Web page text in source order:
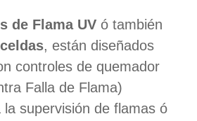
de Flama UV ó también
, están diseñados
controles de quemador
Falla de Flama)
la supervisión de flamas ó